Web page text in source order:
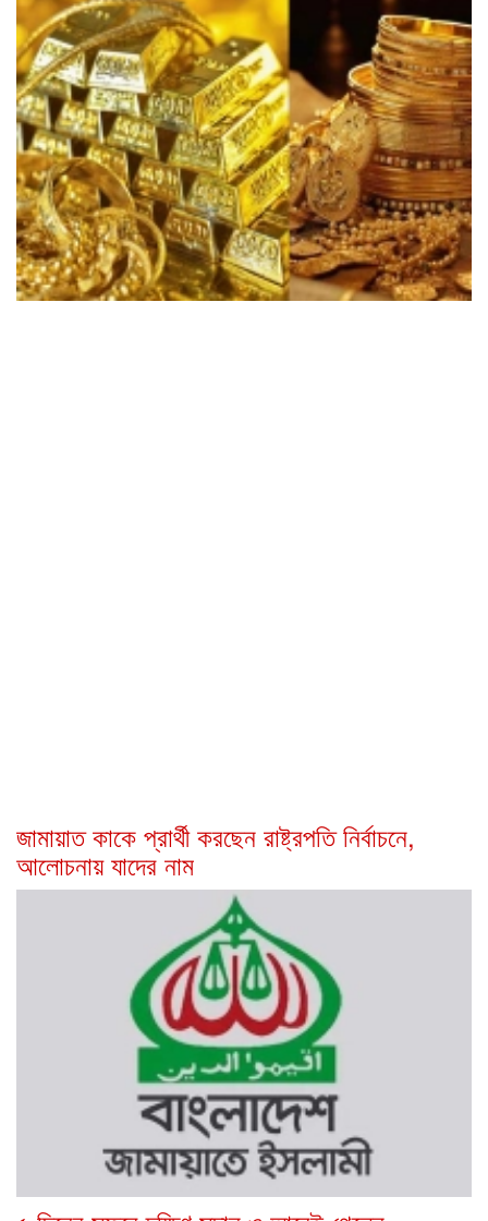
জামায়াত কাকে প্রার্থী করছেন রাষ্ট্রপতি নির্বাচনে,
আলোচনায় যাদের নাম